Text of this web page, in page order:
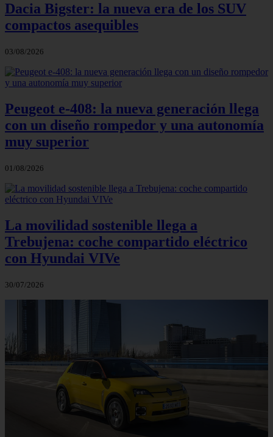
Dacia Bigster: la nueva era de los SUV
compactos asequibles
03/08/2026
Peugeot e-408: la nueva generación llega
con un diseño rompedor y una autonomía
muy superior
01/08/2026
La movilidad sostenible llega a
Trebujena: coche compartido eléctrico
con Hyundai VIVe
30/07/2026